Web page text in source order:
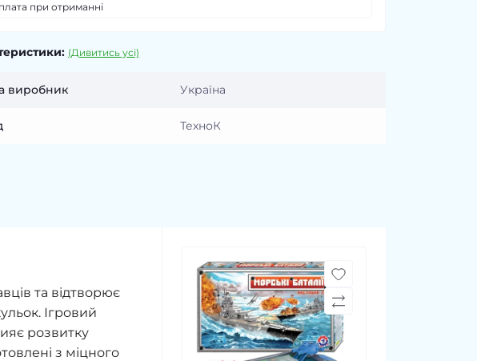
при отриманні
(Дивитись усі)
виробник Україна
ТехноК
та відтворює
Ігровий
розвитку
з міцного